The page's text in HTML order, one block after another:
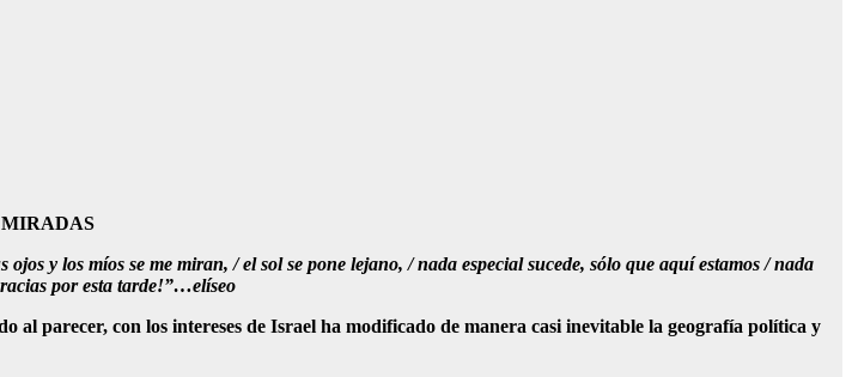
MIRADAS
y los míos se me miran, / el sol se pone lejano, / nada especial sucede, sólo que aquí estamos / nada
por esta tarde!”…elíseo
parecer, con los intereses de Israel ha modificado de manera casi inevitable la geografía política y